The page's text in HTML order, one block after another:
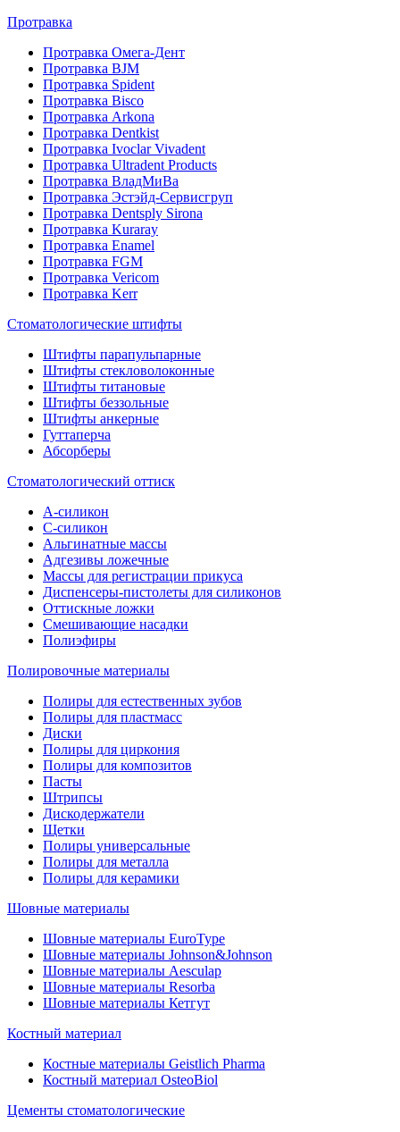
Протравка
Протравка Омега-Дент
Протравка BJM
Протравка Spident
Протравка Bisco
Протравка Arkona
Протравка Dentkist
Протравка Ivoclar Vivadent
Протравка Ultradent Products
Протравка ВладМиВа
Протравка Эстэйд-Сервисгруп
Протравка Dentsply Sirona
Протравка Kuraray
Протравка Enamel
Протравка FGM
Протравка Vericom
Протравка Kerr
Стоматологические штифты
Штифты парапульпарные
Штифты стекловолоконные
Штифты титановые
Штифты беззольные
Штифты анкерные
Гуттаперча
Абсорберы
Стоматологический оттиск
А-силикон
C-силикон
Альгинатные массы
Адгезивы ложечные
Массы для регистрации прикуса
Диспенсеры-пистолеты для силиконов
Оттискные ложки
Смешивающие насадки
Полиэфиры
Полировочные материалы
Полиры для естественных зубов
Полиры для пластмасс
Диски
Полиры для циркония
Полиры для композитов
Пасты
Штрипсы
Дискодержатели
Щетки
Полиры универсальные
Полиры для металла
Полиры для керамики
Шовные материалы
Шовные материалы EuroType
Шовные материалы Johnson&Johnson
Шовные материалы Aesculap
Шовные материалы Resorba
Шовные материалы Кетгут
Костный материал
Костные материалы Geistlich Pharma
Костный материал OsteoBiol
Цементы стоматологические